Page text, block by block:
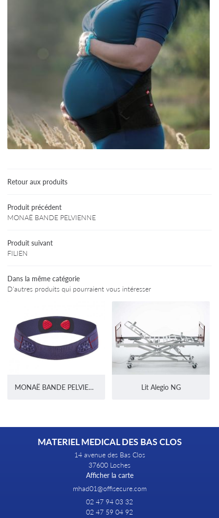
Accueil
Avis
Contact
Une
Retour aux produits
Produit précédent
MONAË BANDE PELVIENNE
Produit suivant
FILIEN
Dans la même catégorie
D'autres produits qui pourraient vous intéresser
MONAË BANDE PELVIENNE Lit Alegio NG
MATERIEL MEDICAL DES BAS CLOS
14 avenue des Bas Clos
37600 Loches
Afficher la carte
02 47 94 03 32
02 47 59 04 92